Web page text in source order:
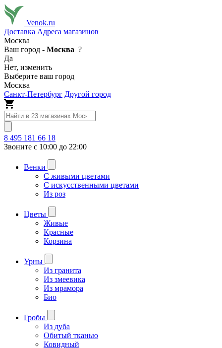
Venok.ru
Доставка Адреса магазинов
Москва
Ваш город - Москва ?
Да
Нет, изменить
Выберите ваш город
Москва
Санкт-Петербург Другой город
8 495 181 66 18
Звоните с 10:00 до 22:00
Венки
С живыми цветами
С искусственными цветами
Из роз
Цветы
Живые
Красные
Корзина
Урны
Из гранита
Из змеевика
Из мрамора
Био
Гробы
Из дуба
Обитый тканью
Ковидный